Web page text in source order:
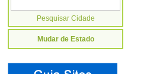
Mudar de Estado